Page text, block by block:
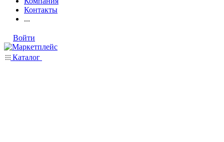
Контакты
...
Войти
Каталог